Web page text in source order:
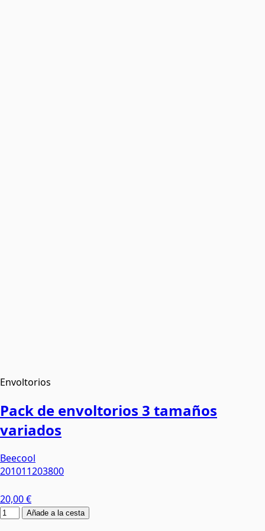
Envoltorios
Pack de envoltorios 3 tamaños
variados
Beecool
201011203800
20,00 €
Añade a la cesta